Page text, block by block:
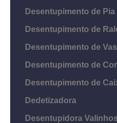
Desentupimento de Pia
Desentupimento de
Desentupimento de
Desentupimento de
Desentupimento de
Dedetizadora
Desentupidora Valinhos